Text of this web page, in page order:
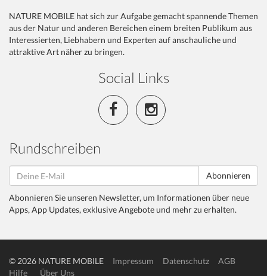
NATURE MOBILE hat sich zur Aufgabe gemacht spannende Themen
aus der Natur und anderen Bereichen einem breiten Publikum aus
Interessierten, Liebhabern und Experten auf anschauliche und
attraktive Art näher zu bringen.
Social Links
Rundschreiben
Abonnieren
Abonnieren Sie unseren Newsletter, um Informationen über neue
Apps, App Updates, exklusive Angebote und mehr zu erhalten.
© 2026 NATURE MOBILE Impressum Datenschutz
AGB
Hilfe
Über Uns